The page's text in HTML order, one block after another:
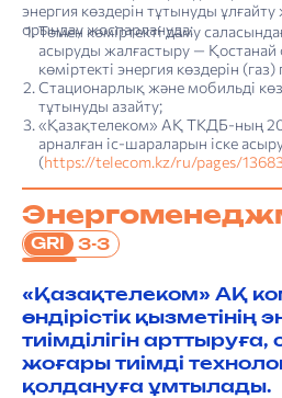
энергия көздерін тұтынуды
орындау жоспарлануда:
Төмен көміртекті даму
асыруды жалғастыру —
көміртекті энергия көздерін
Стационарлық және мобильді
тұтынуды азайту;
«Қазақтелеком» АҚ ТКДБ-ның
арналған іс-шараларын іске
(https://telecom.kz/ru/pages/
GRI 3-3
«Қазақтелеком» АҚ
өндірістік қызметінің
тиімділігін
жоғары тиімді
қолдануға ұмтылады.